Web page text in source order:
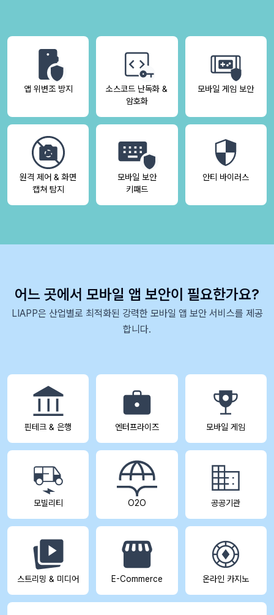
앱 위변조 방지
소스코드 난독화 &
암호화
모바일 게임 보안
원격 제어 & 화면
캡쳐 탐지
모바일 보안
키패드
안티 바이러스
어느 곳에서 모바일 앱 보안이 필요한가요?
LIAPP은 산업별로 최적화된 강력한 모바일 앱 보안 서비스를 제공
합니다.
핀테크 & 은행 엔터프라이즈 모바일 게임
모빌리티 O2O 공공기관
스트리밍 & 미디어 E-Commerce 온라인 카지노